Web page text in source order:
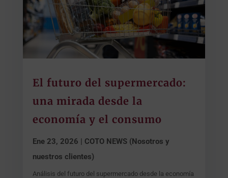
El futuro del supermercado:
una mirada desde la
economía y el consumo
Ene 23, 2026 | COTO NEWS (Nosotros y
nuestros clientes)
Análisis del futuro del supermercado desde la economía